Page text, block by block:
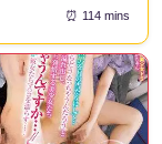
⏰ 114 mins